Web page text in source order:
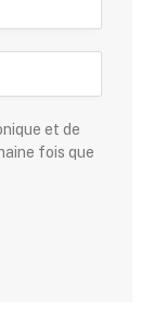
et de
fois que